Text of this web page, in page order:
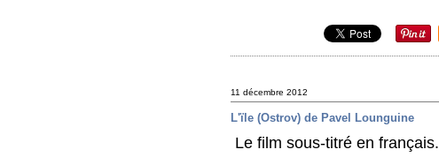
11 décembre 2012
L'ïle (Ostrov) de Pavel Lounguine
Le film sous-titré en français.